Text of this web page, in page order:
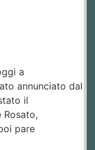
a
annunciato dal
il
Rosato,
pare